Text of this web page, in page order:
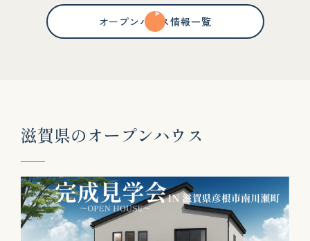
オープンハウス情報一覧
滋賀県のオープンハウ ス